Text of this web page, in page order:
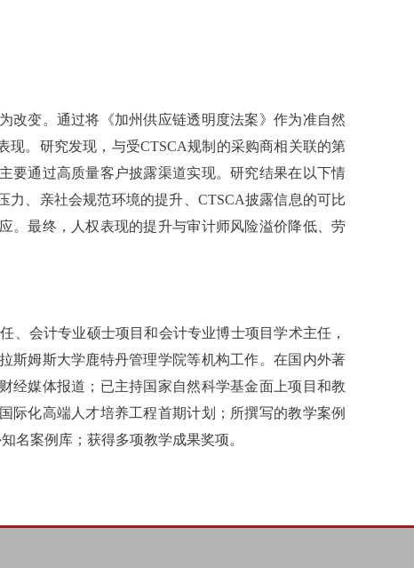
改变。通过将《加州供应链透明度法案》作为准自然
现。研究发现，与受CTSCA规制的采购商相关联的第
要通过高质量客户披露渠道实现。研究结果在以下情
、亲社会规范环境的提升、 CTSCA披露信息的可比
。最终，人权表现的提升与审计师风险溢价降低、劳
、会计专业硕士项目和会计专业博士项目学术主任，
斯姆斯大学鹿特丹管理学院等机构工作。在国内外著
经媒体报道；已主持国家自然科学基金面上项目和教
际化高端人才培养工程首期计划；所撰写的教学案例
名案例库；获得多项教学成果奖项。